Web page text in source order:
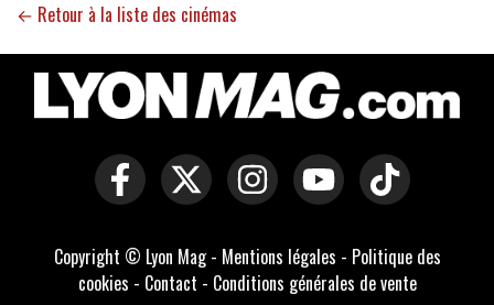
← Retour à la liste des cinémas
Copyright © Lyon Mag - Mentions légales - Politique des
cookies - Contact - Conditions générales de vente